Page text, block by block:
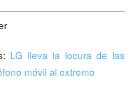
LG lleva la locura de las
móvil al extremo